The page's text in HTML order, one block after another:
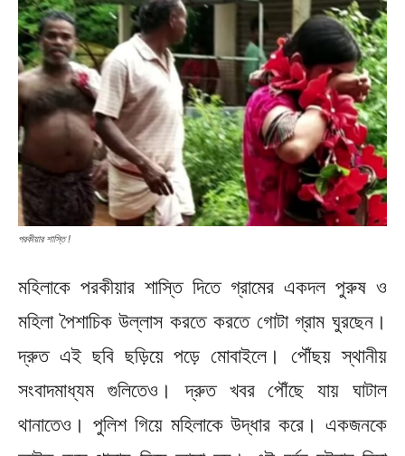
পরকীয়ার শাস্তি !
মহিলাকে পরকীয়ার শাস্তি দিতে গ্রামের একদল পুরুষ ও
মহিলা পৈশাচিক উল্লাস করতে করতে গোটা গ্রাম ঘুরছেন।
দ্রুত এই ছবি ছড়িয়ে পড়ে মোবাইলে। পৌঁছয় স্থানীয়
সংবাদমাধ্যম গুলিতেও। দ্রুত খবর পৌঁছে যায় ঘাটাল
থানাতেও। পুলিশ গিয়ে মহিলাকে উদ্ধার করে। একজনকে